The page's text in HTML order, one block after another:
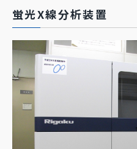
蛍光X線分析装置